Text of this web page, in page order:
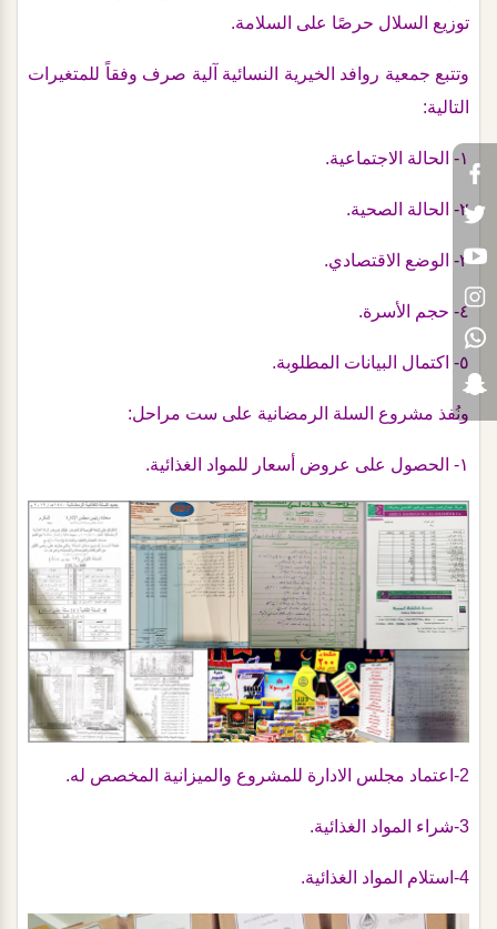
توزيع السلال حرصًا على السلامة.
وتتبع جمعية روافد الخيرية النسائية آلية صرف وفقاً للمتغيرات
التالية:
١- الحالة الاجتماعية.
٢- الحالة الصحية.
٣- الوضع الاقتصادي.
٤- حجم الأسرة.
٥- اكتمال البيانات المطلوبة.
ونُفذ مشروع السلة الرمضانية على ست مراحل:
١- الحصول على عروض أسعار للمواد الغذائية.
2-اعتماد مجلس الادارة للمشروع والميزانية المخصص له.
3-شراء المواد الغذائية.
4-استلام المواد الغذائية.